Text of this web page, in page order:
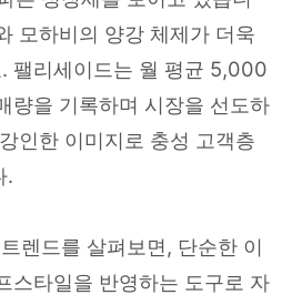
모하비의 양강 체제가 더욱
팰리세이드는 월 평균 5,000
량을 기록하며 시장을 선도하
인한 이미지로 충성 고객층
.
렌드를 살펴보면, 단순한 이
스타일을 반영하는 도구로 자